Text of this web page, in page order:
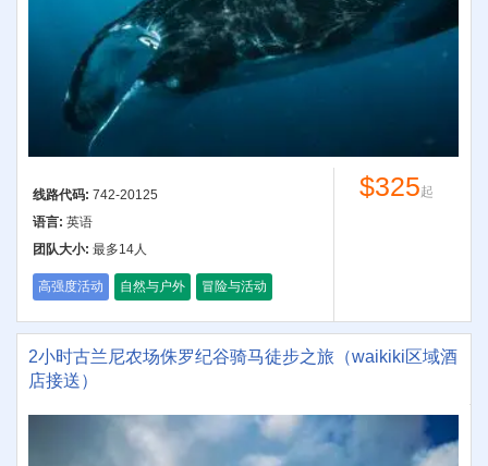
线路代码: 742-20125
语言: 英语
团队大小: 最多14人
高强度活动 自然与户外 冒险与活动
$325起
2小时古兰尼农场侏罗纪谷骑马徒步之旅（waikiki区域酒
店接送）